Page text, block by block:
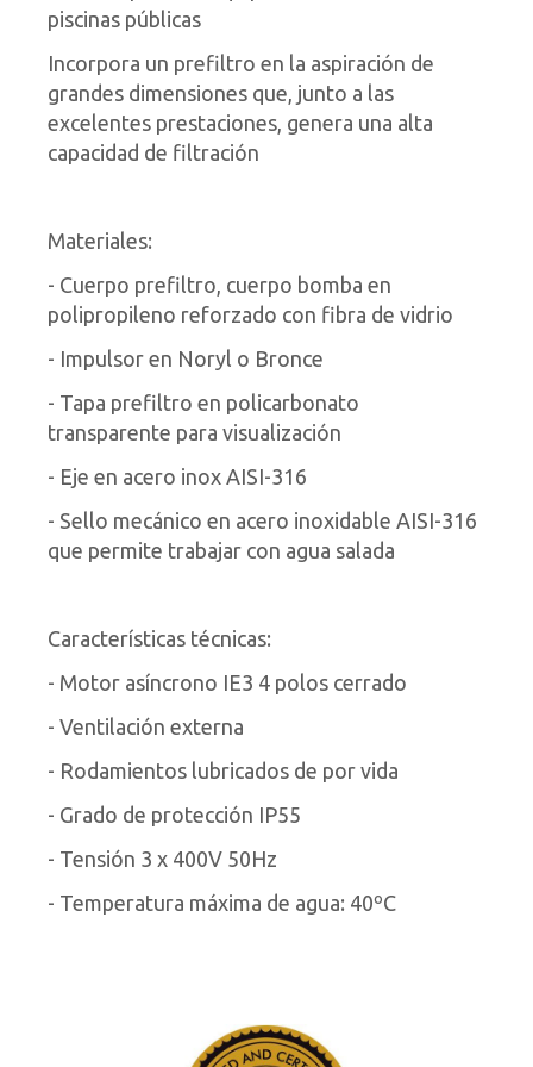
piscinas públicas
Incorpora un prefiltro en la aspiración de
grandes dimensiones que, junto a las
excelentes prestaciones, genera una alta
capacidad de filtración
Materiales:
- Cuerpo prefiltro, cuerpo bomba en
polipropileno reforzado con fibra de vidrio
- Impulsor en Noryl o Bronce
- Tapa prefiltro en policarbonato
transparente para visualización
- Eje en acero inox AISI-316
- Sello mecánico en acero inoxidable AISI-316
que permite trabajar con agua salada
Características técnicas:
- Motor asíncrono IE3 4 polos cerrado
- Ventilación externa
- Rodamientos lubricados de por vida
- Grado de protección IP55
- Tensión 3 x 400V 50Hz
- Temperatura máxima de agua: 40ºC